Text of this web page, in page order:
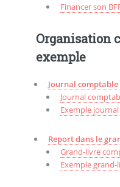
Financer son
Organisation
exemple
Journal
Journal
Exemple
Report dans le
Grand-livre
Exemple